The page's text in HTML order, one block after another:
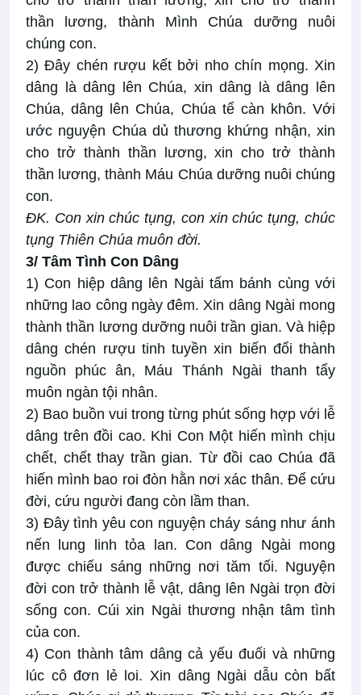
thần lương, thành Mình Chúa dưỡng nuôi
chúng con.
2) Đây chén rượu kết bởi nho chín mọng. Xin
dâng là dâng lên Chúa, xin dâng là dâng lên
Chúa, dâng lên Chúa, Chúa tể càn khôn. Với
ước nguyện Chúa dủ thương khứng nhận, xin
cho trở thành thần lương, xin cho trở thành
thần lương, thành Máu Chúa dưỡng nuôi chúng
con.
ĐK. Con xin chúc tụng, con xin chúc tụng, chúc
tụng Thiên Chúa muôn đời.
3/ Tâm Tình Con Dâng
1) Con hiệp dâng lên Ngài tấm bánh cùng với
những lao công ngày đêm. Xin dâng Ngài mong
thành thần lương dưỡng nuôi trần gian. Và hiệp
dâng chén rượu tinh tuyền xin biến đổi thành
nguồn phúc ân, Máu Thánh Ngài thanh tẩy
muôn ngàn tội nhân.
2) Bao buồn vui trong từng phút sống hợp với lễ
dâng trên đồi cao. Khi Con Một hiến mình chịu
chết, chết thay trần gian. Từ đồi cao Chúa đã
hiến mình bao roi đòn hằn nơi xác thân. Để cứu
đời, cứu người đang còn lầm than.
3) Đây tình yêu con nguyện cháy sáng như ánh
nến lung linh tỏa lan. Con dâng Ngài mong
được chiếu sáng những nơi tăm tối. Nguyện
đời con trở thành lễ vật, dâng lên Ngài trọn đời
sống con. Cúi xin Ngài thương nhận tâm tình
của con.
4) Con thành tâm dâng cả yếu đuối và những
lúc cô đơn lẻ loi. Xin dâng Ngài dẫu còn bất